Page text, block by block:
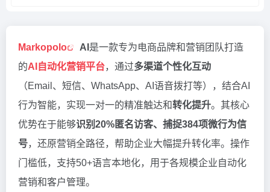
Markopolo AI 是一款专为电商品牌和营销团队打造
的AI自动化营销平台，通过多渠道个性化互动
（Email、短信、WhatsApp、AI语音拨打等），结合AI
行为智能，实现一对一的精准触达和转化提升。其核心
优势在于能够识别20%匿名访客、捕捉384项微行为信
号，还原营销全路径，帮助企业大幅提升转化率。操作
门槛低，支持50+语言本地化，用于各规模企业自动化
营销和客户管理。